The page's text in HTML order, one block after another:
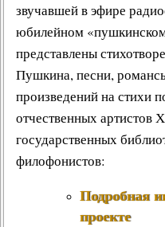
звучавшей в эфире
юбилейном
представлены
Пушкина,песни,
произведений на стихи
отчественных артистов
государственных
филофонистов:
Подробная
проекте